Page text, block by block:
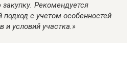
Рекомендуется
с учетом особенностей
и условий участка.»